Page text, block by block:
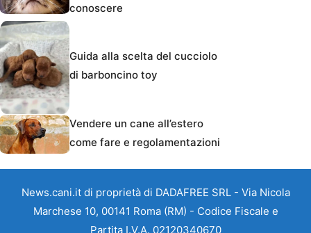
conoscere
Guida alla scelta del cucciolo
di barboncino toy
Vendere un cane all’estero
come fare e regolamentazioni
News.cani.it di proprietà di DADAFREE SRL - Via Nicola
Marchese 10, 00141 Roma (RM) - Codice Fiscale e
Partita I.V.A. 02120340670